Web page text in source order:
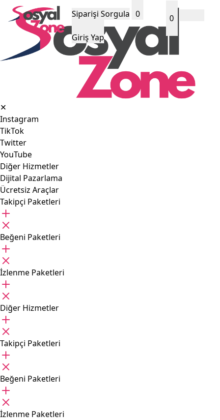
Siparişi Sorgula 0
Giriş Yap
0
✕
Instagram
TikTok
Twitter
YouTube
Diğer Hizmetler
Dijital Pazarlama
Ücretsiz Araçlar
Takipçi Paketleri
Beğeni Paketleri
İzlenme Paketleri
Diğer Hizmetler
Takipçi Paketleri
Beğeni Paketleri
İzlenme Paketleri